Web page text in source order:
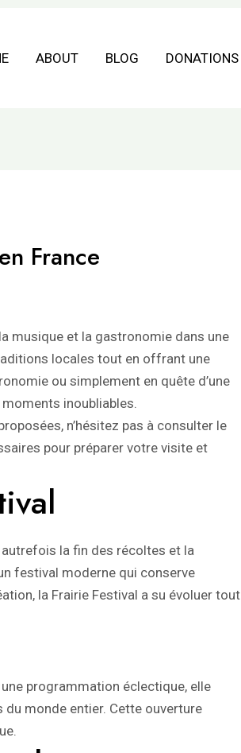
ABOUT BLOG DONATIONS
France
musique et la gastronomie dans une
locales tout en offrant une
ou simplement en quête d’une
inoubliables.
n’hésitez pas à consulter le
pour préparer votre visite et
la fin des récoltes et la
festival moderne qui conserve
la Frairie Festival a su évoluer tout
programmation éclectique, elle
monde entier. Cette ouverture